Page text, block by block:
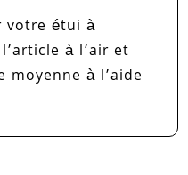
votre étui à
à l’air et
moyenne à l’aide